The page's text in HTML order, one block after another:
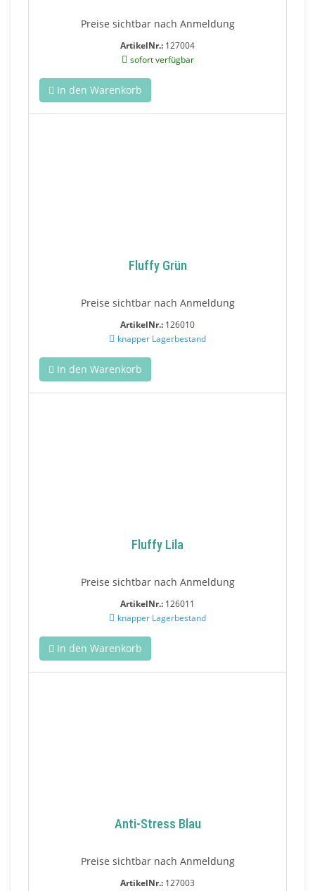
Preise sichtbar nach Anmeldung
ArtikelNr.: 127004
sofort verfügbar
In den Warenkorb
Fluffy Grün
Preise sichtbar nach Anmeldung
ArtikelNr.: 126010
knapper Lagerbestand
In den Warenkorb
Fluffy Lila
Preise sichtbar nach Anmeldung
ArtikelNr.: 126011
knapper Lagerbestand
In den Warenkorb
Anti-Stress Blau
Preise sichtbar nach Anmeldung
ArtikelNr.: 127003